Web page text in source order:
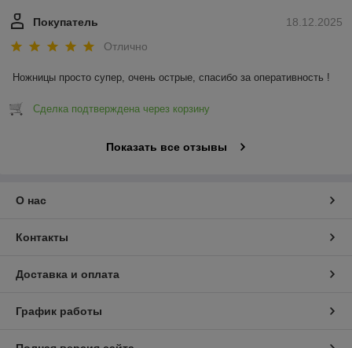
18.12.2025
Покупатель
Отлично
Ножницы просто супер, очень острые, спасибо за оперативность !
Сделка подтверждена через корзину
Показать все отзывы
О нас
Контакты
Доставка и оплата
График работы